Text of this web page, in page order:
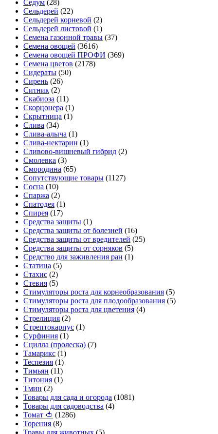
Седум (28)
Сельдерей (22)
Сельдерей корневой (2)
Сельдерей листовой (1)
Семена газонной травы (37)
Семена овощей (3616)
Семена овощей ПРОФИ (369)
Семена цветов (2178)
Сидераты (50)
Сирень (26)
Ситник (2)
Скабиоза (11)
Скорцонера (1)
Скрытница (1)
Слива (34)
Слива-алыча (1)
Слива-нектарин (1)
Сливово-вишневый гибрид (2)
Смолевка (3)
Смородина (65)
Сопутствующие товары (1127)
Сосна (10)
Спаржа (2)
Спатодея (1)
Спирея (17)
Средства защиты (1)
Средства защиты от болезней (16)
Средства защиты от вредителей (25)
Средства защиты от сорняков (5)
Средство для заживления ран (1)
Статица (5)
Стахис (2)
Стевия (5)
Стимуляторы роста для корнеобразования (5)
Стимуляторы роста для плодообразования (5)
Стимуляторы роста для цветения (4)
Стрелиция (2)
Стрептокарпус (1)
Сурфиния (1)
Сцилла (пролеска) (7)
Тамарикс (1)
Теспезия (1)
Тимьян (11)
Титония (1)
Тмин (2)
Товары для сада и огорода (1081)
Товары для садоводства (4)
Томат 🍅 (1286)
Торения (8)